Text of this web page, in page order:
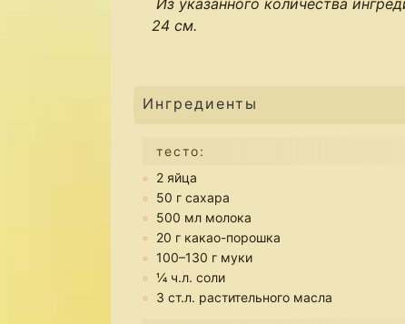
Из указанного количества
24 см.
Ингредиенты
тесто:
2 яйца
50 г сахара
500 мл молока
20 г какао-порошка
100–130 г муки
¼ ч.л. соли
3 ст.л. растительного масла